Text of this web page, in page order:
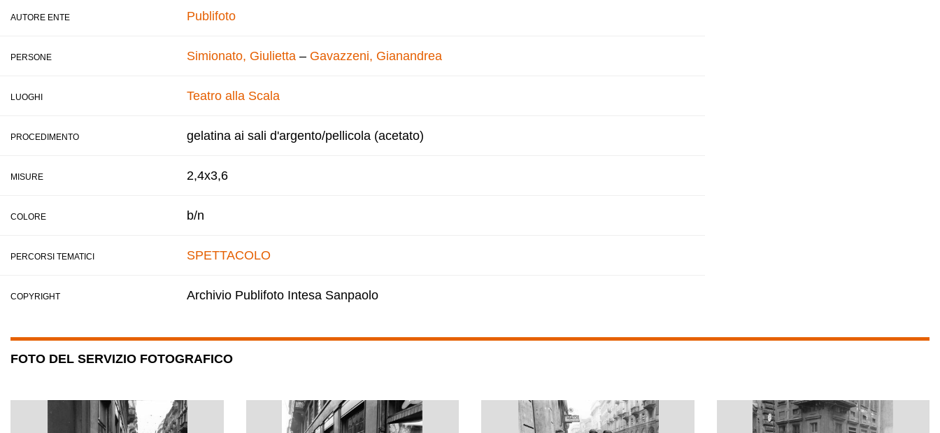
AUTORE ENTE Publifoto
PERSONE Simionato, Giulietta – Gavazzeni, Gianandrea
LUOGHI Teatro alla Scala
PROCEDIMENTO gelatina ai sali d'argento/pellicola (acetato)
MISURE 2,4x3,6
COLORE b/n
PERCORSI TEMATICI SPETTACOLO
COPYRIGHT Archivio Publifoto Intesa Sanpaolo
FOTO DEL SERVIZIO FOTOGRAFICO